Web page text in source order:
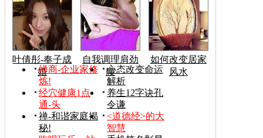
叶倩彤-奉子成
婚
自我调理肩劲
腰
如何改变居家
风水
禅商-企业家修
炼!
心态改变命运
解析
经穴健康1点
通-头
养生12字诀孔
令谦
禅-和谐家庭揭
秘!
<道德经>的大
智慧